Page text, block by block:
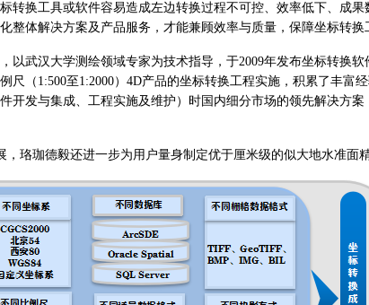
转换工具或软件容易造成左边转换过程不可控、效率低下、成
整体解决方案及产品服务，才能兼顾效率与质量，保障坐标转换
以武汉大学测绘领域专家为技术指导，于2009年发布坐标转换软
尺
（ 1:500至 1:2000） 4D产品的坐标转换工程实施，积累了丰富
开发与集成、工程实施及维护）时国内细分市场的领先解决方
，珞珈德毅还进一步为用户量身制定优于厘米级的似大地水准面精